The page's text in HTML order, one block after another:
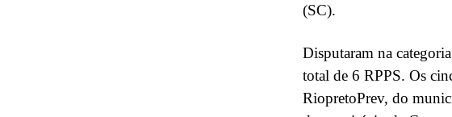
(SC).
Disputaram na
total de 6 RPPS. Os
RiopretoPrev, do